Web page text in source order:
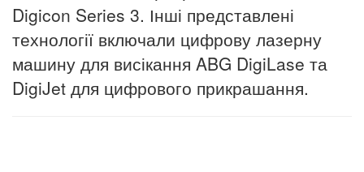
Digicon Series 3. Інші представлені
технології включали цифрову лазерну
машину для висікання ABG DigiLase та
DigiJet для цифрового прикрашання.